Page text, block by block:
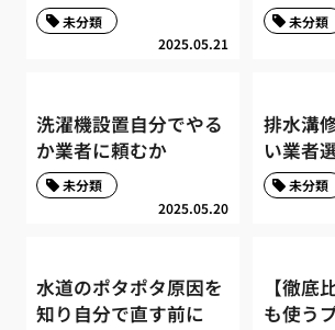
2025.05.21
未分類 未分類
洗濯機設置自分でやる
か業者に頼むか
2025.05.20
未分類
排水溝
い業者
未分類
水道のポタポタ原因を
知り自分で直す前に
【徹底
も使う